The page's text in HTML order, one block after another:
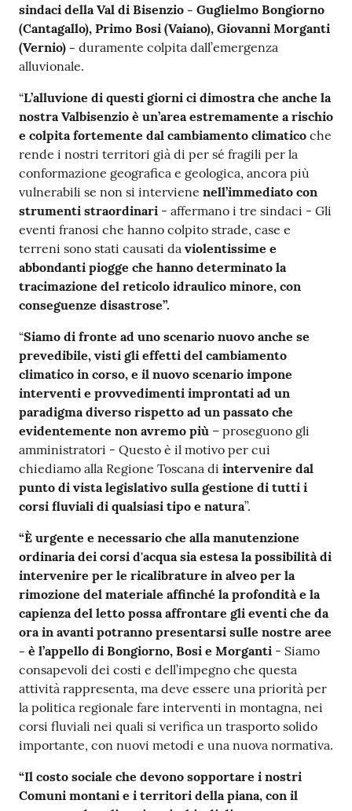
sindaci della Val di Bisenzio - Guglielmo Bongiorno
(Cantagallo), Primo Bosi (Vaiano), Giovanni Morganti
(Vernio) - duramente colpita dall’emergenza
alluvionale.
“L’alluvione di questi giorni ci dimostra che anche la
nostra Valbisenzio è un’area estremamente a rischio
e colpita fortemente dal cambiamento climatico che
rende i nostri territori già di per sé fragili per la
conformazione geografica e geologica, ancora più
vulnerabili se non si interviene nell’immediato con
strumenti straordinari - affermano i tre sindaci - Gli
eventi franosi che hanno colpito strade, case e
terreni sono stati causati da violentissime e
abbondanti piogge che hanno determinato la
tracimazione del reticolo idraulico minore, con
conseguenze disastrose”.
“Siamo di fronte ad uno scenario nuovo anche se
prevedibile, visti gli effetti del cambiamento
climatico in corso, e il nuovo scenario impone
interventi e provvedimenti improntati ad un
paradigma diverso rispetto ad un passato che
evidentemente non avremo più – proseguono gli
amministratori - Questo è il motivo per cui
chiediamo alla Regione Toscana di intervenire dal
punto di vista legislativo sulla gestione di tutti i
corsi fluviali di qualsiasi tipo e natura”.
“È urgente e necessario che alla manutenzione
ordinaria dei corsi d'acqua sia estesa la possibilità di
intervenire per le ricalibrature in alveo per la
rimozione del materiale affinché la profondità e la
capienza del letto possa affrontare gli eventi che da
ora in avanti potranno presentarsi sulle nostre aree
- è l’appello di Bongiorno, Bosi e Morganti - Siamo
consapevoli dei costi e dell’impegno che questa
attività rappresenta, ma deve essere una priorità per
la politica regionale fare interventi in montagna, nei
corsi fluviali nei quali si verifica un trasporto solido
importante, con nuovi metodi e una nuova normativa.
“Il costo sociale che devono sopportare i nostri
Comuni montani e i territori della piana, con il